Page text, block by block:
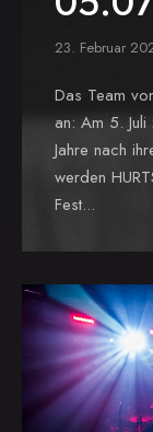
23. Februar
Das Team
an: Am 5.
Jahre nach
werden
Fest...